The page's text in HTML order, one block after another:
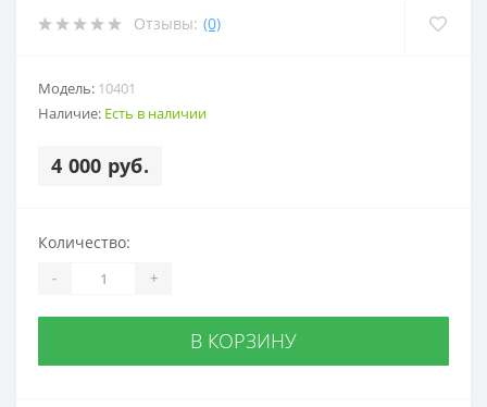
Отзывы: (0)
Модель: 10401
Наличие: Есть в наличии
4 000 руб.
Количество:
- +
В КОРЗИНУ